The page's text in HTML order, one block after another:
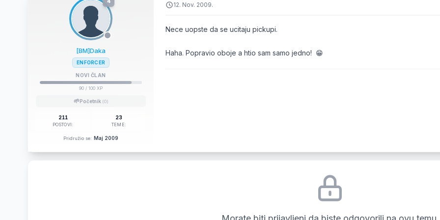
[BM]Daka
ENFORCER
NOVI ČLAN
90 / 100 XP
🌱Početnik (0)
211
POSTOVI:
23
TEME:
Pridružio se: Maj 2009
12. Nov. 2009.
Nece uopste da se ucitaju pickupi.
Haha. Popravio oboje a htio sam samo jedno! 😁